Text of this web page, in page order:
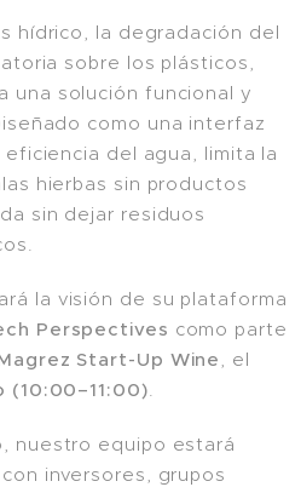
hídrico, la degradación del
sobre los plásticos,
una solución funcional y
como una interfaz
del agua, limita la
hierbas sin productos
sin dejar residuos
la visión de su plataforma
Perspectives como parte
Start-Up Wine
, el
(10:00–11:00)
nuestro equipo estará
inversores, grupos